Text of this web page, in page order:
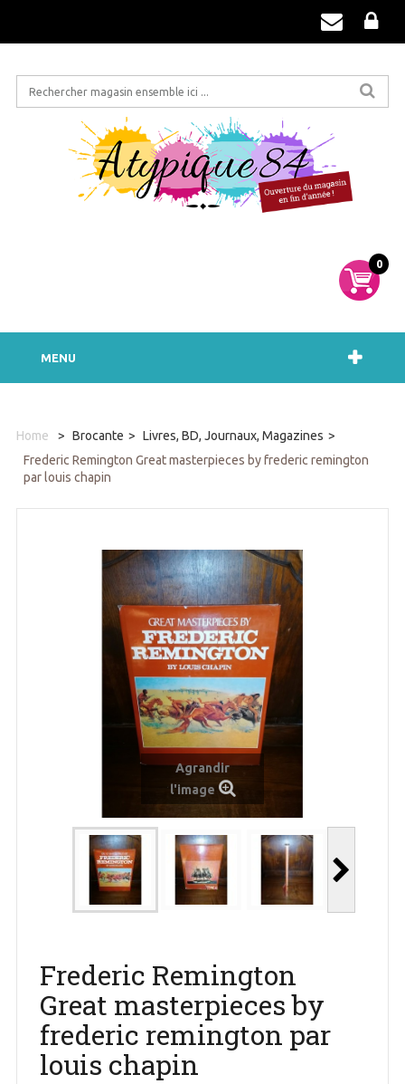
0
MENU
Home > Brocante > Livres, BD, Journaux, Magazines >
Frederic Remington Great masterpieces by frederic remington
par louis chapin
Agrandir
l'image
Frederic Remington
Great masterpieces by
frederic remington par
louis chapin